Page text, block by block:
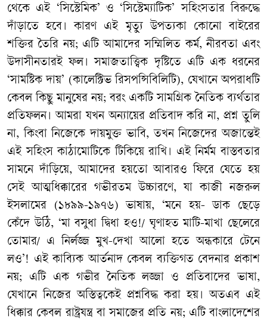
থেকে এই ‘সিস্টেমিক’ ও ‘সিস্টেম্যাটিক’ সহিংসতার বিরুদ্ধে
দাঁড়াতে হবে। কারণ এই মৃত্যু উপত্যকা কোনো বাইরের
শক্তির তৈরি নয়; এটি আমাদের সম্মিলিত কর্ম, নীরবতা এবং
উদাসীনতারই ফল। সমাজতাত্ত্বিক দৃষ্টিতে এটি এক ধরনের
‘সামষ্টিক দায়’ (কালেক্টিভ রিসপন্সিবিলিটি), যেখানে অপরাধটি
কেবল কিছু মানুষের নয়; বরং একটি সামগ্রিক নৈতিক ব্যর্থতার
প্রতিফলন। আমরা যখন অন্যায়ের প্রতিবাদ করি না, প্রশ্ন তুলি
না, কিংবা নিজেকে দায়মুক্ত ভাবি, তখন নিজেদের অজান্তেই
এই সহিংস কাঠামোটিকে টিকিয়ে রাখি। এই নির্মম বাস্তবতার
সামনে দাঁড়িয়ে, আমাদের হয়তো আবারও ফিরে যেতে হয়
সেই আত্মধিক্কারের গভীরতম উচ্চারণে, যা কাজী নজরুল
ইসলামের (১৮৯৯-১৯৭৬) ভাষায়, ‘মনে হয়- ডাক ছেড়ে
কেঁদে উঠি, ‘মা বসুধা দ্বিধা হও!/ ঘৃণাহত মাটি-মাখা ছেলেরে
তোমার/ এ নির্লজ্জ মুখ-দেখা আলো হতে অন্ধকারে টেনে
লও’! এই কাব্যিক আর্তনাদ কেবল ব্যক্তিগত বেদনার প্রকাশ
নয়; এটি এক গভীর নৈতিক লজ্জা ও প্রতিবাদের ভাষা,
যেখানে নিজের অস্তিত্বকেই প্রশ্নবিদ্ধ করা হয়। অতএব এই
ধিক্কার কেবল রাষ্ট্রযন্ত্র বা সমাজের প্রতি নয়; এটি বাংলাদেশের